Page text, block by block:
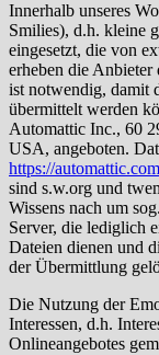
Innerhalb unseres
Smilies), d.h. kleine
eingesetzt, die von
erheben die Anbieter
ist notwendig, damit
übermittelt werden
Automattic Inc., 60
USA, angeboten.
https://
sind s.w.org und
Wissens nach um
Server, die lediglich
Dateien dienen und
der Übermittlung
Die Nutzung der
Interessen, d.h.
Onlineangebotes